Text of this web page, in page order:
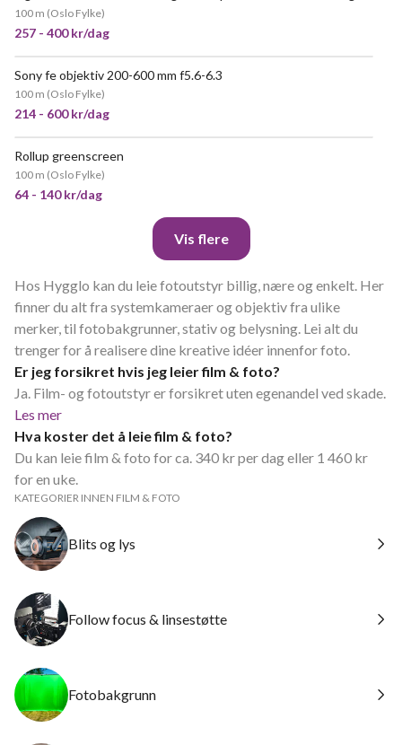
100 m (Oslo Fylke)
257 - 400 kr/dag
Sony fe objektiv 200-600 mm f5.6-6.3
100 m (Oslo Fylke)
214 - 600 kr/dag
Rollup greenscreen
100 m (Oslo Fylke)
64 - 140 kr/dag
Vis flere
Hos Hygglo kan du leie fotoutstyr billig, nære og enkelt. Her
finner du alt fra systemkameraer og objektiv fra ulike
merker, til fotobakgrunner, stativ og belysning. Lei alt du
trenger for å realisere dine kreative idéer innenfor foto.
Er jeg forsikret hvis jeg leier film & foto?
Ja. Film- og fotoutstyr er forsikret uten egenandel ved skade.
Les mer
Hva koster det å leie film & foto?
Du kan leie film & foto for ca. 340 kr per dag eller 1 460 kr
for en uke.
KATEGORIER INNEN FILM & FOTO
Blits og lys
Follow focus & linsestøtte
Fotobakgrunn